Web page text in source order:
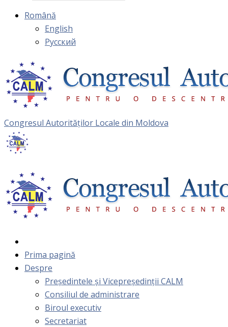
Română
English
Русский
Congresul Autorităţilor Locale din Moldova
Prima pagină
Despre
Președintele și Vicepreședinții CALM
Consiliul de administrare
Biroul executiv
Secretariat